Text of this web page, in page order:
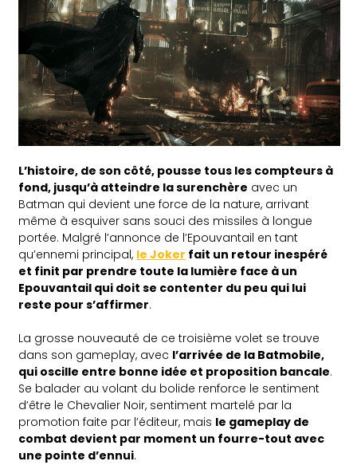
L’histoire, de son côté, pousse tous les compteurs à
fond, jusqu’à atteindre la surenchère avec un
Batman qui devient une force de la nature, arrivant
même à esquiver sans souci des missiles à longue
portée. Malgré l’annonce de l’Epouvantail en tant
qu’ennemi principal, le Joker fait un retour inespéré
et finit par prendre toute la lumière face à un
Epouvantail qui doit se contenter du peu qui lui
reste pour s’affirmer.
La grosse nouveauté de ce troisième volet se trouve
dans son gameplay, avec l’arrivée de la Batmobile,
qui oscille entre bonne idée et proposition bancale.
Se balader au volant du bolide renforce le sentiment
d’être le Chevalier Noir, sentiment martelé par la
promotion faite par l’éditeur, mais le gameplay de
combat devient par moment un fourre-tout avec
une pointe d’ennui.